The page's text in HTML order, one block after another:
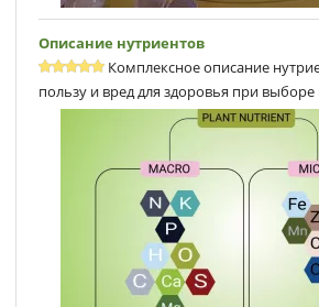
Описание нутриентов
Комплексное описание
пользу и вред для здоровья при